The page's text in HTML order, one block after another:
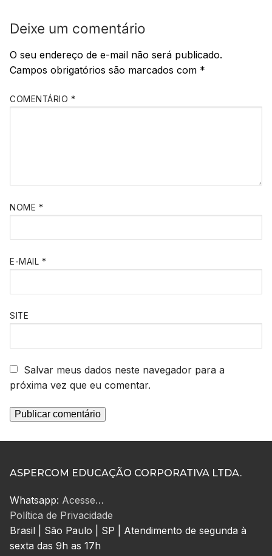
Deixe um comentário
O seu endereço de e-mail não será publicado.
Campos obrigatórios são marcados com *
COMENTÁRIO *
NOME *
E-MAIL *
SITE
Salvar meus dados neste navegador para a
próxima vez que eu comentar.
ASPERCOM EDUCAÇÃO CORPORATIVA LTDA.
Whatsapp: Acesse…
Política de Privacidade
Brasil | São Paulo | SP | Atendimento de segunda à
sexta das 9h as 17h